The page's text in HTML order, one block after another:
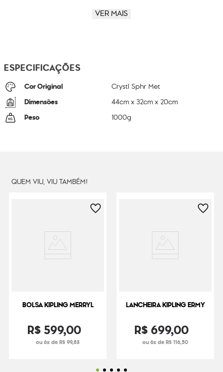
contatar o SAC ou canais de atendimento disponibilizados
pela empresa, visando obter orientações sobre os
VER MAIS
ESPECIFICAÇÕES
Cor Original Crystl Sphr Met
Dimensões 44cm x32cm x20cm
Peso 1000g
QUEM VIU, VIU TAMBÉM!
BOLSA KIPLING MERRYL
R$599,00
ou 6x de R$ 99,83
LANCHEIRA KIPLING ERMY
R$699,00
ou 6x de R$ 116,50